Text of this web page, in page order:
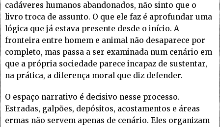
cadáveres humanos abandonados, não sinto que o
livro troca de assunto. O que ele faz é aprofundar uma
lógica que já estava presente desde o início. A
fronteira entre homem e animal não desaparece por
completo, mas passa a ser examinada num cenário em
que a própria sociedade parece incapaz de sustentar,
na prática, a diferença moral que diz defender.
O espaço narrativo é decisivo nesse processo.
Estradas, galpões, depósitos, acostamentos e áreas
ermas não servem apenas de cenário. Eles organizam